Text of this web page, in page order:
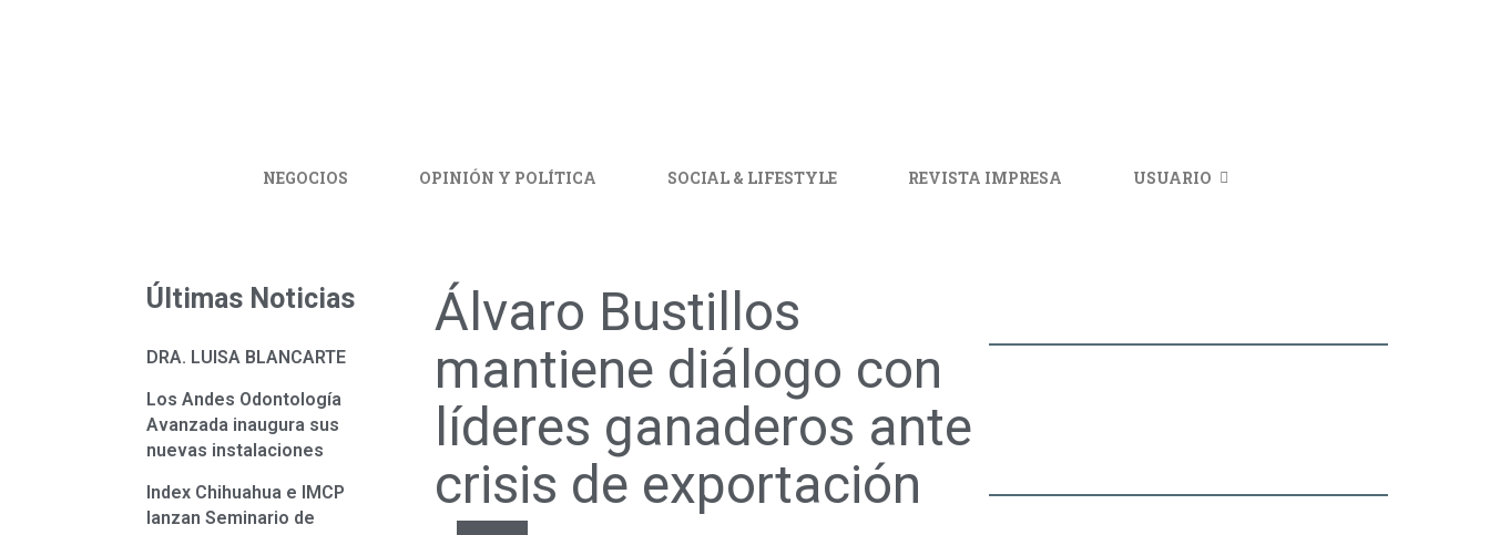
NEGOCIOS OPINIÓN Y POLÍTICA SOCIAL & LIFESTYLE REVISTA IMPRESA USUARIO
Últimas Noticias
DRA. LUISA BLANCARTE
Los Andes Odontología
Avanzada inaugura sus
nuevas instalaciones
Index Chihuahua e IMCP
lanzan Seminario de
Álvaro Bustillos
mantiene diálogo con
líderes ganaderos ante
crisis de exportación